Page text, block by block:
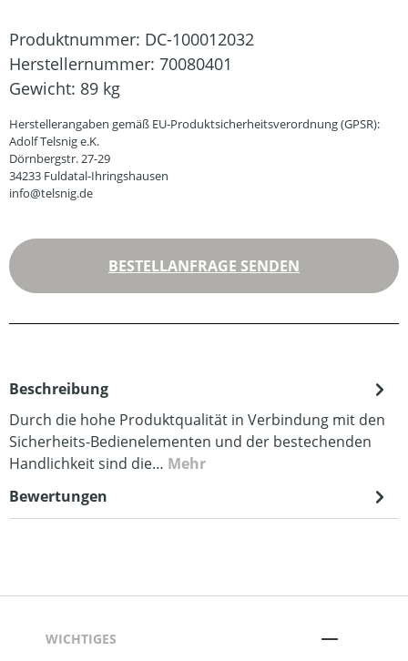
Produktnummer: DC-100012032
Herstellernummer: 70080401
Gewicht: 89 kg
Herstellerangaben gemäß EU-Produktsicherheitsverordnung (GPSR):
Adolf Telsnig e.K.
Dörnbergstr. 27-29
34233 Fuldatal-Ihringshausen
info@telsnig.de
BESTELLANFRAGE SENDEN
Beschreibung
Durch die hohe Produktqualität in Verbindung mit den
Sicherheits-Bedienelementen und der bestechenden
Handlichkeit sind die… Mehr
Bewertungen
WICHTIGES